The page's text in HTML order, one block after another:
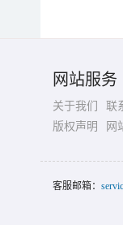
网站服务
关于我们 联
版权声明
网
客服邮箱：